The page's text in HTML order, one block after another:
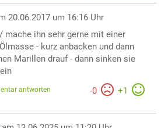
20.06.2017 um 16:16 Uhr
mache ihn sehr gerne mit einer
- kurz anbacken und dann
Marillen drauf - dann sinken sie
-0 +1
antworten